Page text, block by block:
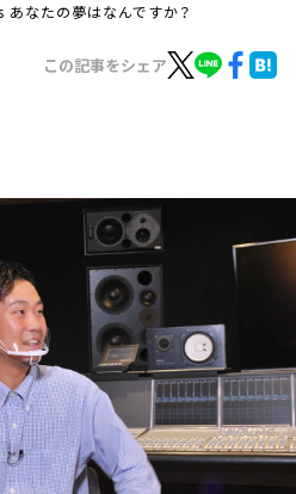
なたの夢はなんですか？
この記事をシェア